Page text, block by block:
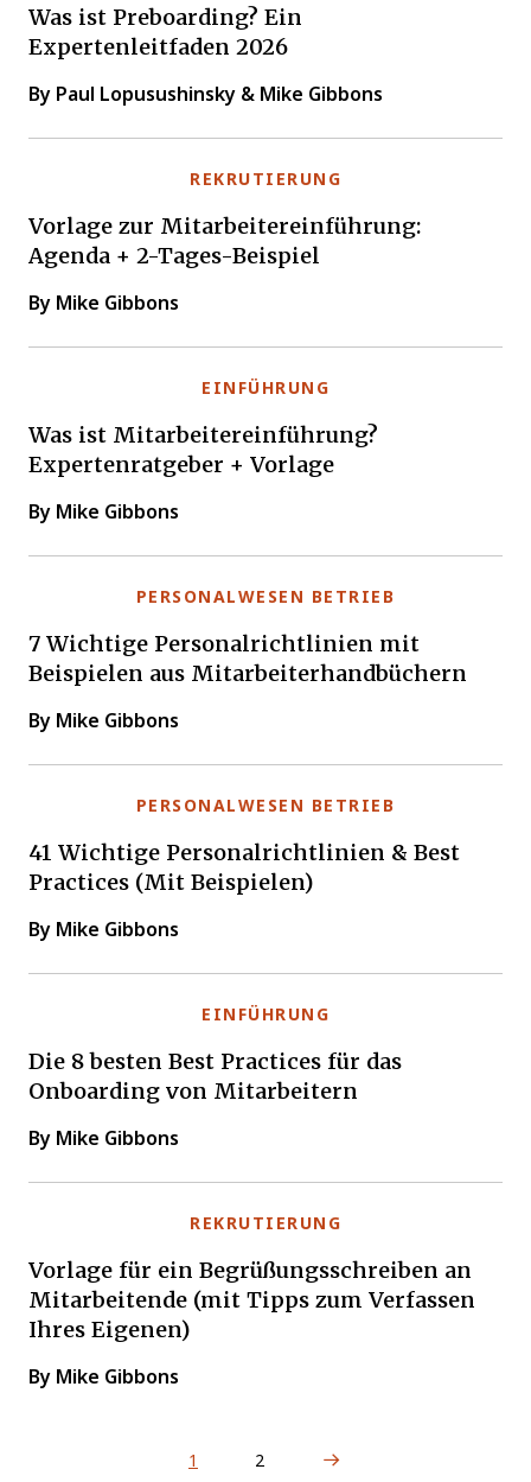
Was ist Preboarding? Ein
Expertenleitfaden 2026
By Paul Lopusushinsky & Mike Gibbons
REKRUTIERUNG
Vorlage zur Mitarbeitereinführung:
Agenda + 2-Tages-Beispiel
By Mike Gibbons
EINFÜHRUNG
Was ist Mitarbeitereinführung?
Expertenratgeber + Vorlage
By Mike Gibbons
PERSONALWESEN BETRIEB
7 Wichtige Personalrichtlinien mit
Beispielen aus Mitarbeiterhandbüchern
By Mike Gibbons
PERSONALWESEN BETRIEB
41 Wichtige Personalrichtlinien & Best
Practices (Mit Beispielen)
By Mike Gibbons
EINFÜHRUNG
Die 8 besten Best Practices für das
Onboarding von Mitarbeitern
By Mike Gibbons
REKRUTIERUNG
Vorlage für ein Begrüßungsschreiben an
Mitarbeitende (mit Tipps zum Verfassen
Ihres Eigenen)
By Mike Gibbons
1 2